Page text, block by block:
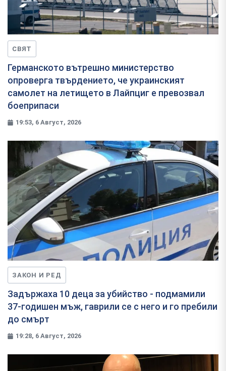
СВЯТ
Германското вътрешно министерство
опроверга твърдението, че украинският
самолет на летището в Лайпциг е превозвал
боеприпаси
19:53, 6 Август, 2026
ЗАКОН И РЕД
Задържаха 10 деца за убийство - подмамили
37-годишен мъж, гаврили се с него и го пребили
до смърт
19:28, 6 Август, 2026